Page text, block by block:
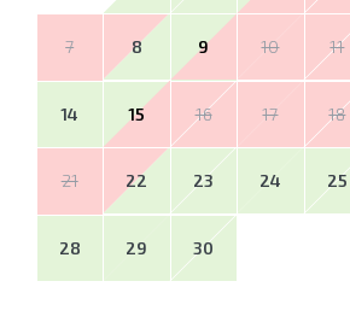
7 8 9 10 11
14 15 16 17 18
21 22 23 24 25
28 29 30